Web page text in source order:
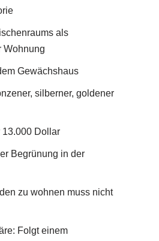
als
Wohnung
Gewächshaus
silberner, goldener
13.000 Dollar
Begrünung in der
zu wohnen muss nicht
Folgt einem